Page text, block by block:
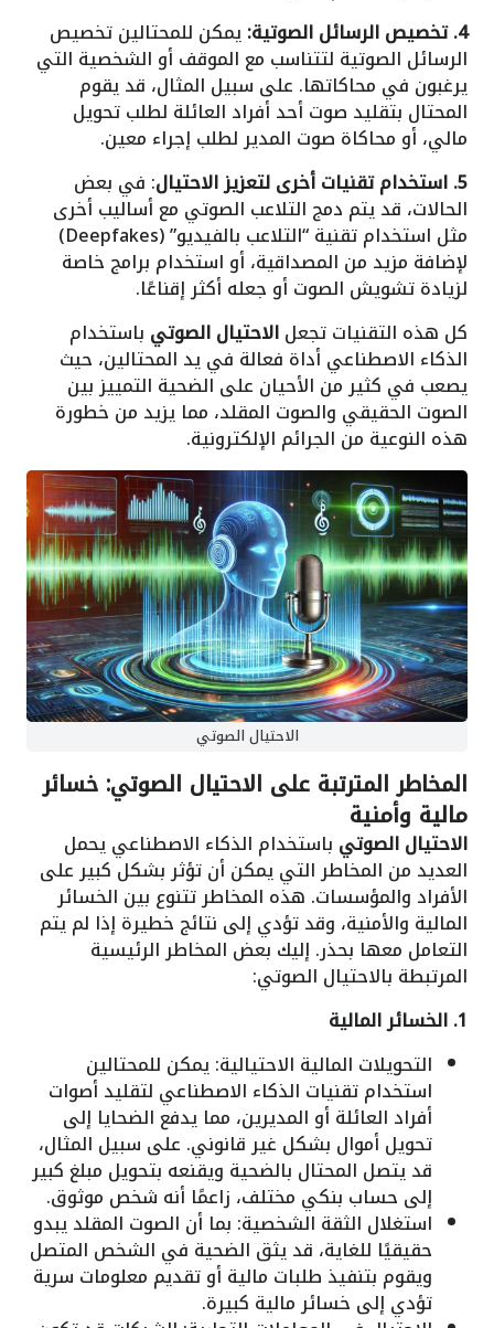
4. تخصيص الرسائل الصوتية:
يمكن للمحتالين تخصيص
الرسائل الصوتية لتتناسب مع الموقف أو الشخصية التي
يرغبون في محاكاتها. على سبيل المثال، قد يقوم
المحتال بتقليد صوت أحد أفراد العائلة لطلب تحويل
مالي، أو محاكاة صوت المدير لطلب إجراء معين.
5. استخدام تقنيات أخرى لتعزيز الاحتيال
: في بعض
الحالات، قد يتم دمج التلاعب الصوتي مع أساليب أخرى
مثل استخدام تقنية “التلاعب بالفيديو” (Deepfakes)
لإضافة مزيد من المصداقية، أو استخدام برامج خاصة
لزيادة تشويش الصوت أو جعله أكثر إقناعًا.
كل هذه التقنيات تجعلالاحتيال الصوتي باستخدام
الذكاء الاصطناعي أداة فعالة في يد المحتالين، حيث
يصعب في كثير من الأحيان على الضحية التمييز بين
الصوت الحقيقي والصوت المقلد، مما يزيد من خطورة
هذه النوعية من الجرائم الإلكترونية.
الاحتيال الصوتي
المخاطر المترتبة على الاحتيال الصوتي: خسائر
مالية وأمنية
الاحتيال الصوتي باستخدام الذكاء الاصطناعي يحمل
العديد من المخاطر التي يمكن أن تؤثر بشكل كبير على
الأفراد والمؤسسات. هذه المخاطر تتنوع بين الخسائر
المالية والأمنية، وقد تؤدي إلى نتائج خطيرة إذا لم يتم
التعامل معها بحذر. إليك بعض المخاطر الرئيسية
المرتبطة بالاحتيال الصوتي:
1. الخسائر المالية
التحويلات المالية الاحتيالية: يمكن للمحتالين
استخدام تقنيات الذكاء الاصطناعي لتقليد أصوات
أفراد العائلة أو المديرين، مما يدفع الضحايا إلى
تحويل أموال بشكل غير قانوني. على سبيل المثال،
قد يتصل المحتال بالضحية ويقنعه بتحويل مبلغ كبير
إلى حساب بنكي مختلف، زاعمًا أنه شخص موثوق.
استغلال الثقة الشخصية: بما أن الصوت المقلد يبدو
حقيقيًا للغاية، قد يثق الضحية في الشخص المتصل
ويقوم بتنفيذ طلبات مالية أو تقديم معلومات سرية
تؤدي إلى خسائر مالية كبيرة.